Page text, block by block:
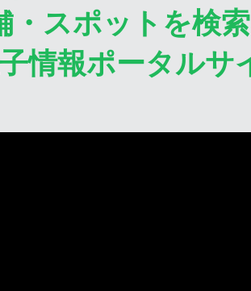
・スポットを検
情報ポータルサ